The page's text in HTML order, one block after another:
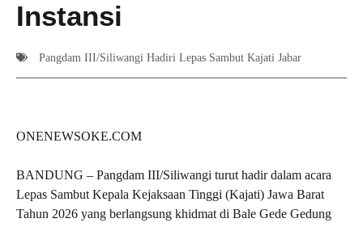
Instansi
Pangdam III/Siliwangi Hadiri Lepas Sambut Kajati Jabar
ONENEWSOKE.COM
BANDUNG – Pangdam III/Siliwangi turut hadir dalam acara
Lepas Sambut Kepala Kejaksaan Tinggi (Kajati) Jawa Barat
Tahun 2026 yang berlangsung khidmat di Bale Gede Gedung